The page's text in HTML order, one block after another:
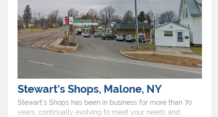
Gas, Non Ethanol, Pizza, Restroom
Stewart's Shops, Malone, NY
Stewart’s Shops has been in business for more than 70
years, continually evolving to meet your needs and